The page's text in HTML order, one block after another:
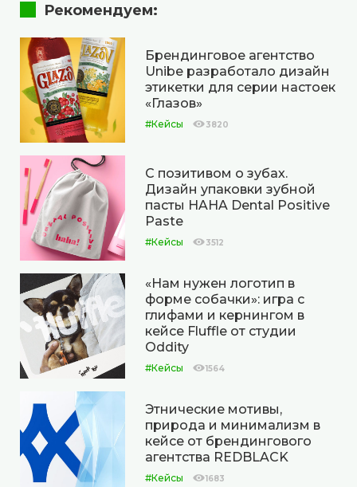
Рекомендуем:
Брендинговое агентство
Unibe разработало дизайн
этикетки для серии настоек
«Глазов»
#Кейсы 3820
С позитивом о зубах.
Дизайн упаковки зубной
пасты HAHA Dental Positive
Paste
#Кейсы 3512
«Нам нужен логотип в
форме собачки»: игра с
глифами и кернингом в
кейсе Fluffle от студии
Oddity
#Кейсы 1564
Этнические мотивы,
природа и минимализм в
кейсе от брендингового
агентства REDBLACK
#Кейсы 1683